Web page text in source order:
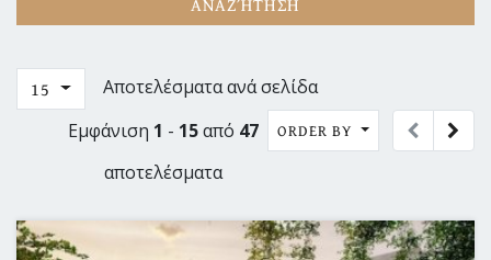
15
Αποτελέσματα ανά σελίδα
Εμφάνιση 1 - 15από 47
αποτελέσματα
ORDER BY